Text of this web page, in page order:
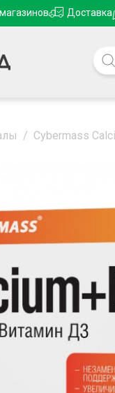
Доставка
/ Cybermass